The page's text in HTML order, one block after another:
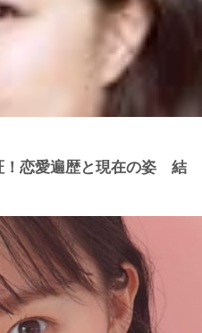
！恋愛遍歴と現在の姿 結